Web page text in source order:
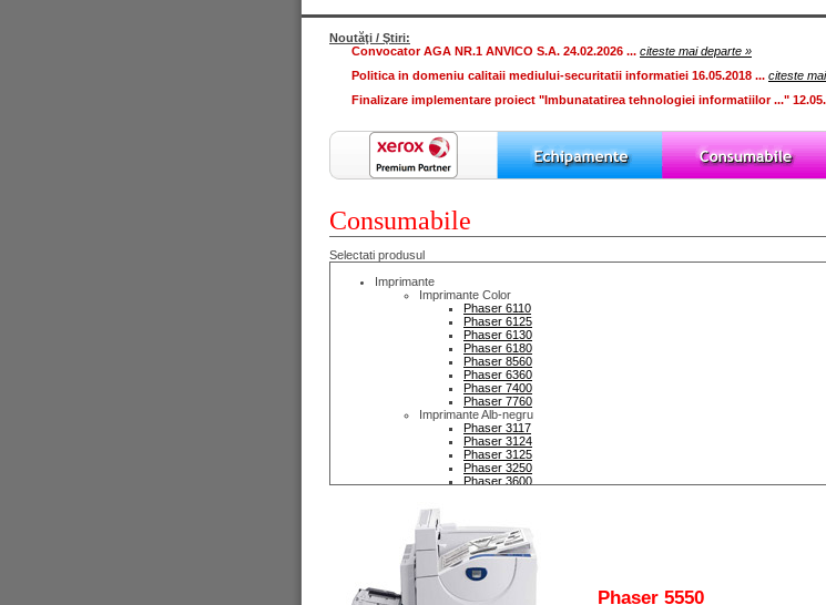
Noutăţi / Ştiri:
Convocator AGA NR.1 ANVICO S.A. 24.02.2026 ... citeste mai departe »
Politica in domeniu calitaii mediului-securitatii informatiei 16.05.2018 ... citeste
Finalizare implementare proiect "Imbunatatirea tehnologiei informatiilor ..."
Consumabile
Selectati produsul
Imprimante
Imprimante Color
Phaser 6110
Phaser 6125
Phaser 6130
Phaser 6180
Phaser 8560
Phaser 6360
Phaser 7400
Phaser 7760
Imprimante Alb-negru
Phaser 3117
Phaser 3124
Phaser 3125
Phaser 3250
Phaser 3600
Copiatoare
Copiatoare Color
WorkCentre 7132
WorkCentre 7228
WorkCentre 7235
WorkCentre 7245
Phaser 5550